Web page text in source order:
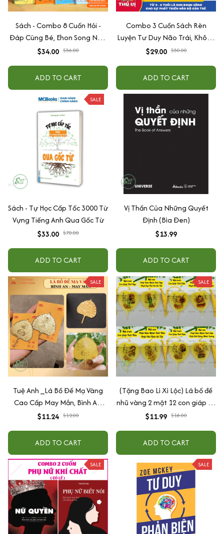
Sách - Combo 8 Cuốn Hỏi -
Đáp Cùng Bé, Ehon Song Ngữ
Việt - Anh - Dành Cho Bé Từ 0
$34.00 $56.00
ADD TO CART
Combo 3 Cuốn Sách Rèn
Luyện Tư Duy Não Trái, Không
Não Phải - Đánh Thức Tiềm
$29.00 $50.00
ADD TO CART
SALE
Sách - Tự Học Cấp Tốc 3000 Từ
Vựng Tiếng Anh Qua Gốc Từ
$33.00 $70.00
ADD TO CART
Vị Thần Của Những Quyết
Định (Bìa Đen)
$13.99
ADD TO CART
SALE
Tuệ Anh _Lá Bồ Đề Mạ Vàng
Cao Cấp May Mắn, Bình An,
Chiêu Tài Lộc
$11.24 $12.00
ADD TO CART
SALE
(Tặng Bao Lì Xì Lộc) Lá bồ đề
nhũ vàng 2 mặt 12 con giáp và
phật bản mệnh, để ốp lưng
quang
$11.99 $18.00
ADD TO CART
SALE SALE